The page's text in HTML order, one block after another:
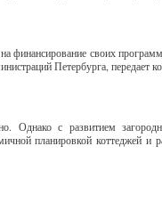
финансирование своих
Петербурга,
с развитием
планировкой коттеджей и